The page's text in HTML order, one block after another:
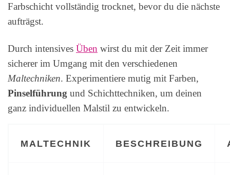
Farbschicht vollständig trocknet, bevor du die nächste
aufträgst.
Durch intensives Üben wirst du mit der Zeit immer
sicherer im Umgang mit den verschiedenen
Maltechniken. Experimentiere mutig mit Farben,
Pinselführung und Schichttechniken, um deinen
ganz individuellen Malstil zu entwickeln.
MALTECHNIK BESCHREIBUNG